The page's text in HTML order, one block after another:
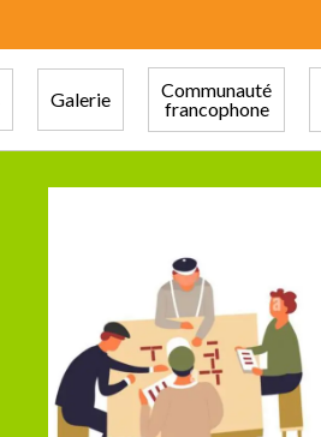
Galerie
Communauté
francophone